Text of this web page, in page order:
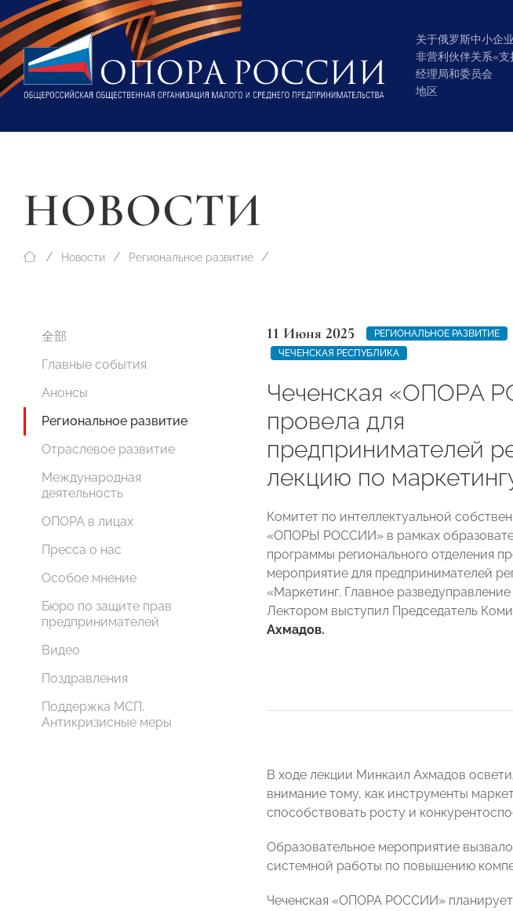
关于俄罗斯中小企
非营利伙伴关系«支
经理局和委员会
地区
НОВОСТИ
Новости Региональное развитие
全部
Главные события
Анонсы
Региональное развитие
Отраслевое развитие
Международная
деятельность
ОПОРА в лицах
Пресса о нас
Особое мнение
Бюро по защите прав
предпринимателей
Видео
Поздравления
Поддержка МСП.
Антикризисные меры
11 Июня 2025
РЕГИОНАЛЬНОЕ РАЗВИТИЕ
ЧЕЧЕНСКАЯ РЕСПУБЛИКА
Чеченская «ОПОРА
провела для
предпринимателей
лекцию по
Комитет по интеллектуальной
«ОПОРЫ РОССИИ» в рамках
программы регионального отделения
мероприятие для предпринимателей
«Маркетинг. Главное разведуправление
Лектором выступил Председатель
Ахмадов.
В ходе лекции Минкаил Ахмадов
внимание тому, как инструменты
способствовать росту и
Образовательное мероприятие
системной работы по повышению
Чеченская «ОПОРА РОССИИ»